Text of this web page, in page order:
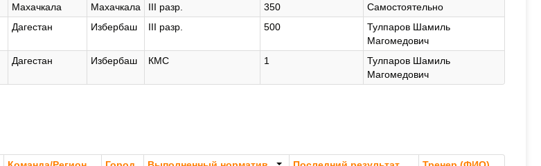
Махачкала Махачкала III разр. 350
Самостоятельно
Дагестан Избербаш III разр. 500
Тулпаров Шамиль
Магомедович
Дагестан Избербаш КМС 1
Тулпаров Шамиль
Магомедович